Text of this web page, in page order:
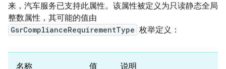
来，汽车服务已支持此属性。该属性被定义为只读静态全局
整数属性，其可能的值由
GsrComplianceRequirementType 枚举定义：
名称 值 说明